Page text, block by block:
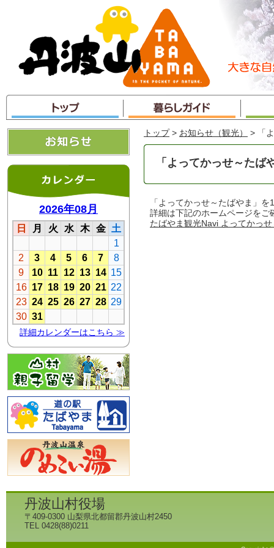
ャ
ン
プ
トップ > お知らせ（観光） > 「
「よってかっせ～たば
「よってかっせ～たばやま」
詳細は下記のホームページをご
たばやま観光Navi よってかっ
丹波山村役場
〒409-0300 山梨県北都留郡丹波山村2450
TEL 0428(88)0211